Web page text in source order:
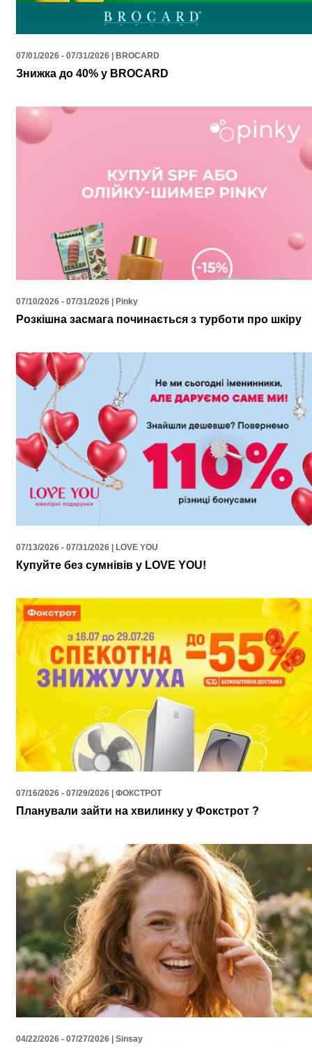
07/01/2026 - 07/31/2026 | BROCARD
Знижка до 40% у BROCARD
07/10/2026 - 07/31/2026 | Pinky
Розкішна засмага починається з турботи про шкіру
07/13/2026 - 07/31/2026 | LOVE YOU
Купуйте без сумнівів у LOVE YOU!
07/16/2026 - 07/29/2026 | ФОКСТРОТ
Планували зайти на хвилинку у Фокстрот ?
04/22/2026 - 07/27/2026 | Sinsay